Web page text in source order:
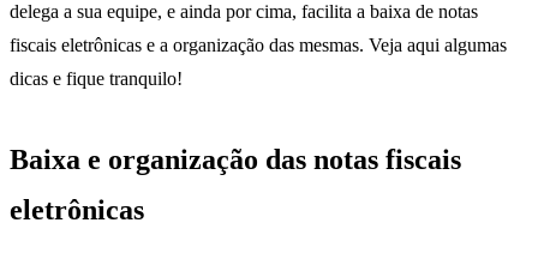
delega a sua equipe, e ainda por cima, facilita a baixa de notas
fiscais eletrônicas e a organização das mesmas. Veja aqui algumas
dicas e fique tranquilo!
Baixa e organização das notas fiscais
eletrônicas